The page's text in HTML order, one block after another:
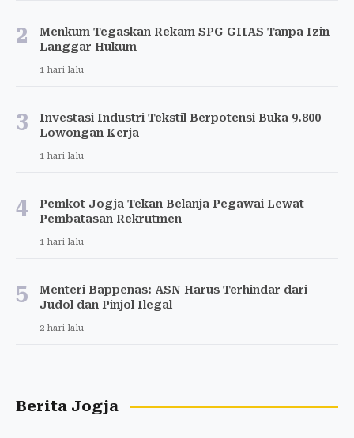
2
Menkum Tegaskan Rekam SPG GIIAS Tanpa Izin
Langgar Hukum
1 hari lalu
3
Investasi Industri Tekstil Berpotensi Buka 9.800
Lowongan Kerja
1 hari lalu
4
Pemkot Jogja Tekan Belanja Pegawai Lewat
Pembatasan Rekrutmen
1 hari lalu
5
Menteri Bappenas: ASN Harus Terhindar dari
Judol dan Pinjol Ilegal
2 hari lalu
Berita Jogja